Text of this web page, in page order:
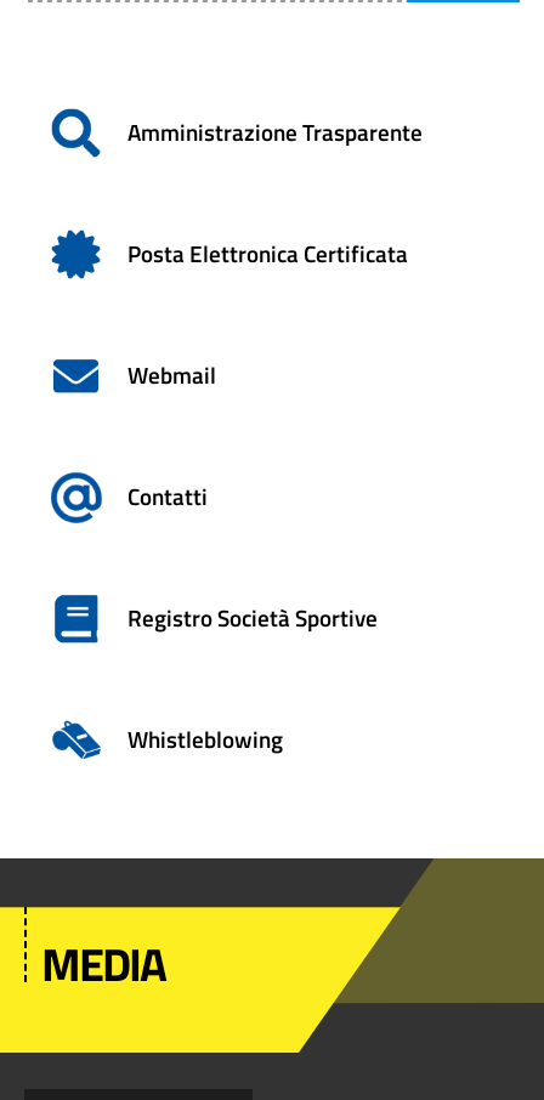
Amministrazione Trasparente
Posta Elettronica Certificata
Webmail
Contatti
Registro Società Sportive
Whistleblowing
MEDIA